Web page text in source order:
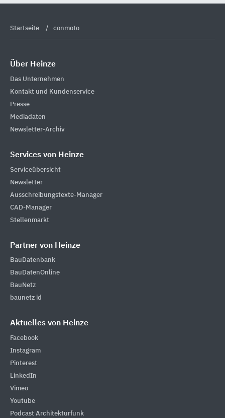
Startseite conmoto
Über Heinze
Das Unternehmen
Kontakt und Kundenservice
Presse
Mediadaten
Newsletter-Archiv
Services von Heinze
Serviceübersicht
Newsletter
Ausschreibungstexte-Manager
CAD-Manager
Stellenmarkt
Partner von Heinze
BauDatenbank
BauDatenOnline
BauNetz
baunetz id
Aktuelles von Heinze
Facebook
Instagram
Pinterest
LinkedIn
Vimeo
Youtube
Podcast Architekturfunk